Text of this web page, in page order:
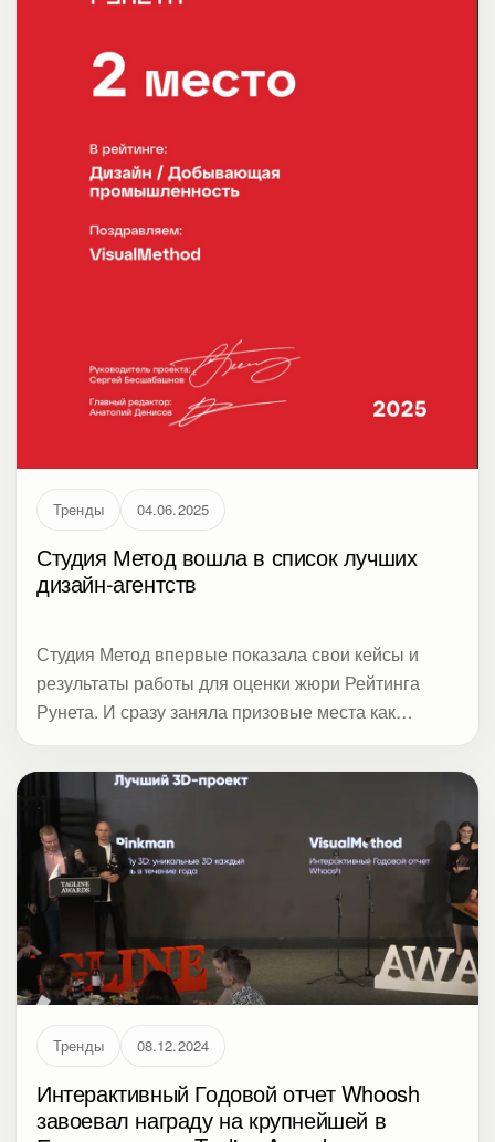
новые непубличные компании из Сектора роста
индекс МосБиржи, 56 — в широкий индекс, а
бумаги восьми компаний вошли в топ-10 самых
Тренды 04.06.2025
Студия Метод вошла в список лучших
дизайн-агентств
Студия Метод впервые показала свои кейсы и
результаты работы для оценки жюри Рейтинга
Рунета. И сразу заняла призовые места как
Тренды 08.12.2024
Интерактивный Годовой отчет Whoosh
завоевал награду на крупнейшей в